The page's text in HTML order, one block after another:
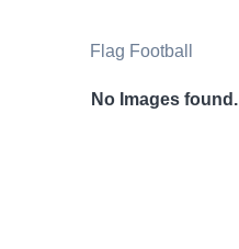
Flag Football
No Images found.